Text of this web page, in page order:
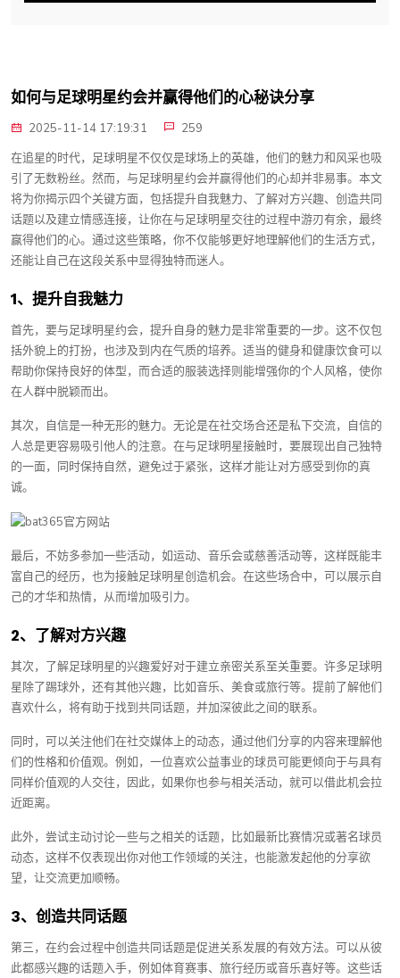
如何与足球明星约会并赢得他们的心秘诀分享
2025-11-14 17:19:31
259
在追星的时代，足球明星不仅仅是球场上的英雄，他们的魅力和风采也吸
引了无数粉丝。然而，与足球明星约会并赢得他们的心却并非易事。本文
将为你揭示四个关键方面，包括提升自我魅力、了解对方兴趣、创造共同
话题以及建立情感连接，让你在与足球明星交往的过程中游刃有余，最终
赢得他们的心。通过这些策略，你不仅能够更好地理解他们的生活方式，
还能让自己在这段关系中显得独特而迷人。
1、提升自我魅力
首先，要与足球明星约会，提升自身的魅力是非常重要的一步。这不仅包
括外貌上的打扮，也涉及到内在气质的培养。适当的健身和健康饮食可以
帮助你保持良好的体型，而合适的服装选择则能增强你的个人风格，使你
在人群中脱颖而出。
其次，自信是一种无形的魅力。无论是在社交场合还是私下交流，自信的
人总是更容易吸引他人的注意。在与足球明星接触时，要展现出自己独特
的一面，同时保持自然，避免过于紧张，这样才能让对方感受到你的真
诚。
最后，不妨多参加一些活动，如运动、音乐会或慈善活动等，这样既能丰
富自己的经历，也为接触足球明星创造机会。在这些场合中，可以展示自
己的才华和热情，从而增加吸引力。
2、了解对方兴趣
其次，了解足球明星的兴趣爱好对于建立亲密关系至关重要。许多足球明
星除了踢球外，还有其他兴趣，比如音乐、美食或旅行等。提前了解他们
喜欢什么，将有助于找到共同话题，并加深彼此之间的联系。
同时，可以关注他们在社交媒体上的动态，通过他们分享的内容来理解他
们的性格和价值观。例如，一位喜欢公益事业的球员可能更倾向于与具有
同样价值观的人交往，因此，如果你也参与相关活动，就可以借此机会拉
近距离。
此外，尝试主动讨论一些与之相关的话题，比如最新比赛情况或著名球员
动态，这样不仅表现出你对他工作领域的关注，也能激发起他的分享欲
望，让交流更加顺畅。
3、创造共同话题
第三，在约会过程中创造共同话题是促进关系发展的有效方法。可以从彼
此都感兴趣的话题入手，例如体育赛事、旅行经历或音乐喜好等。这些话